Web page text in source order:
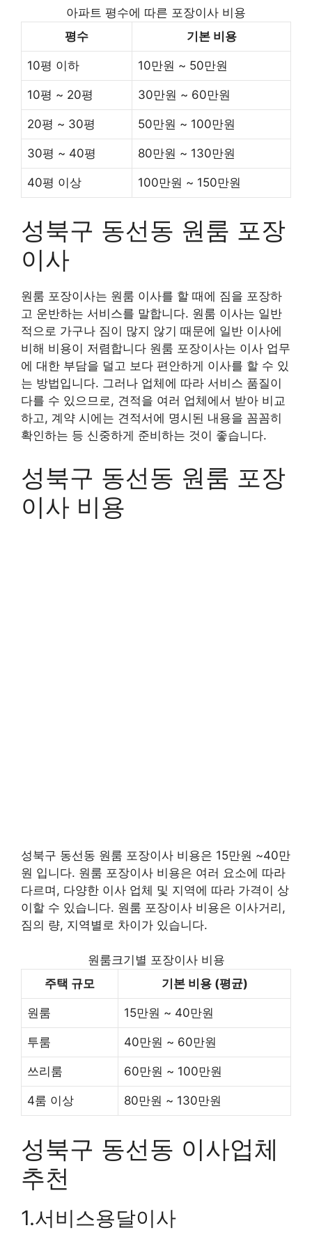
아파트 평수에 따른 포장이사 비용
평수
기본 비용
10평 이하 10만원 ~ 50만원
10평 ~ 20평 30만원 ~ 60만원
20평 ~ 30평 50만원 ~ 100만원
30평 ~ 40평 80만원 ~ 130만원
40평 이상 100만원 ~ 150만원
성북구 동선동 원룸 포장
이사
원룸 포장이사는 원룸 이사를 할 때에 짐을 포장하
고 운반하는 서비스를 말합니다. 원룸 이사는 일반
적으로 가구나 짐이 많지 않기 때문에 일반 이사에
비해 비용이 저렴합니다 원룸 포장이사는 이사 업무
에 대한 부담을 덜고 보다 편안하게 이사를 할 수 있
는 방법입니다. 그러나 업체에 따라 서비스 품질이
다를 수 있으므로, 견적을 여러 업체에서 받아 비교
하고, 계약 시에는 견적서에 명시된 내용을 꼼꼼히
확인하는 등 신중하게 준비하는 것이 좋습니다.
성북구 동선동 원룸 포장
이사 비용
성북구 동선동 원룸 포장이사 비용은 15만원 ~40만
원 입니다. 원룸 포장이사 비용은 여러 요소에 따라
다르며, 다양한 이사 업체 및 지역에 따라 가격이 상
이할 수 있습니다. 원룸 포장이사 비용은 이사거리,
짐의 량, 지역별로 차이가 있습니다.
원룸크기별 포장이사 비용
주택 규모
기본 비용 (평균)
원룸 15만원 ~ 40만원
투룸 40만원 ~ 60만원
쓰리룸 60만원 ~ 100만원
4룸 이상 80만원 ~ 130만원
성북구 동선동 이사업체
추천
1.서비스용달이사